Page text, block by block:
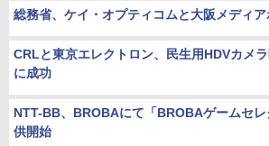
総務省、ケイ・オプティコムと大阪メディ
CRLと東京エレクトロン、民生用HDVカメ
に成功
NTT-BB、BROBAにて「BROBAゲームセ
供開始